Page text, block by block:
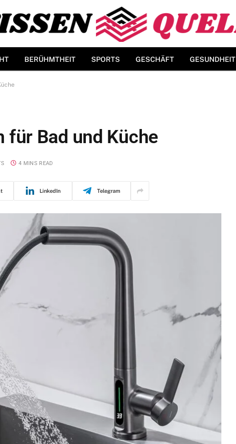
BERÜHMTHEIT SPORTS GESCHÄFT GESUNDHEIT
für Bad und Küche
4 MINS READ
LinkedIn Telegram